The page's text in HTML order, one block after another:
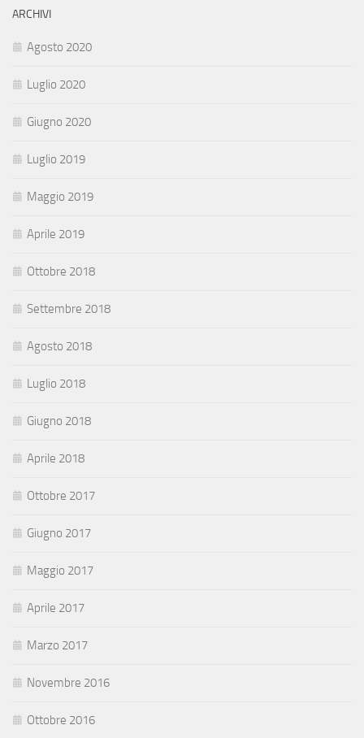
ARCHIVI
Agosto 2020
Luglio 2020
Giugno 2020
Luglio 2019
Maggio 2019
Aprile 2019
Ottobre 2018
Settembre 2018
Agosto 2018
Luglio 2018
Giugno 2018
Aprile 2018
Ottobre 2017
Giugno 2017
Maggio 2017
Aprile 2017
Marzo 2017
Novembre 2016
Ottobre 2016